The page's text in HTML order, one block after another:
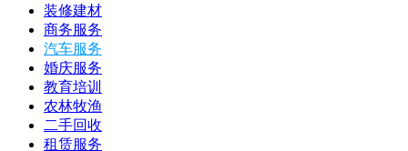
装修建材
商务服务
汽车服务
婚庆服务
教育培训
农林牧渔
二手回收
租赁服务